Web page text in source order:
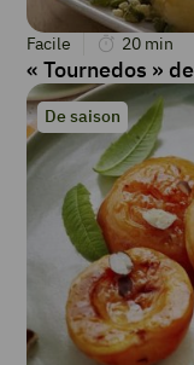
Facile 20 min
« Tournedos »
De saison